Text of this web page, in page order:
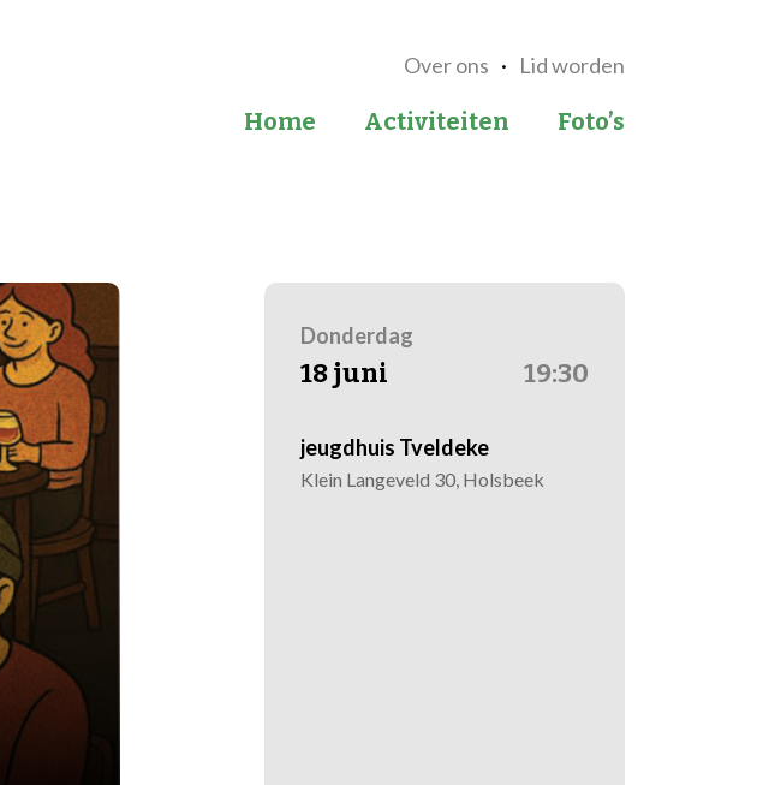
Home Activiteiten Foto’s
Over ons Lid worden
Donderdag
18 juni 19:30
jeugdhuis Tveldeke
Klein Langeveld 30, Holsbeek